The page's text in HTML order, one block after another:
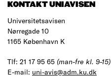
KONTAKT UNIAVISEN
Universitetsavisen
Nørregade 10
1165 København K
Tlf: 21 17 95 65 (man-fre kl. 9-15)
E-mail: uni-avis@adm.ku.dk